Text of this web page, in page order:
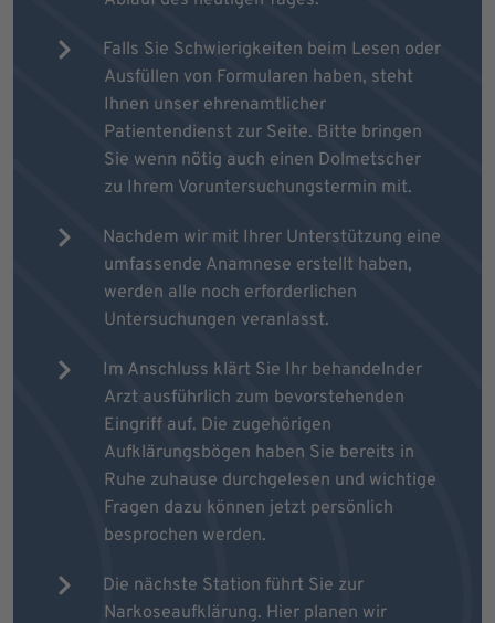
Falls Sie Schwierigkeiten beim Lesen oder
Ausfüllen von Formularen haben, steht
Ihnen unser ehrenamtlicher
Patientendienst zur Seite. Bitte bringen
Sie wenn nötig auch einen Dolmetscher
zu Ihrem Voruntersuchungstermin mit.
Nachdem wir mit Ihrer Unterstützung eine
umfassende Anamnese erstellt haben,
werden alle noch erforderlichen
Untersuchungen veranlasst.
Im Anschluss klärt Sie Ihr behandelnder
Arzt ausführlich zum bevorstehenden
Eingriff auf. Die zugehörigen
Aufklärungsbögen haben Sie bereits in
Ruhe zuhause durchgelesen und wichtige
Fragen dazu können jetzt persönlich
besprochen werden.
Die nächste Station führt Sie zur
Narkoseaufklärung. Hier planen wir